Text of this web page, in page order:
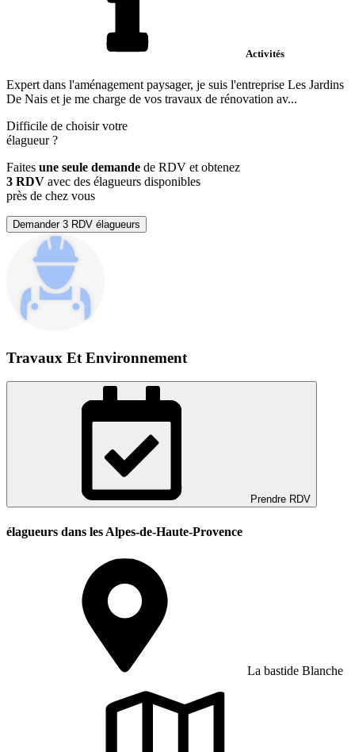
Activités
Expert dans l'aménagement paysager, je suis l'entreprise Les Jardins
De Nais et je me charge de vos travaux de rénovation av...
Difficile de choisir votre
élagueur?
Faites une seule demande de RDV et obtenez
3 RDV avec des élagueurs disponibles
près de chez vous
Demander 3 RDV élagueurs
Travaux Et Environnement
Prendre RDV
élagueurs dans les Alpes-de-Haute-Provence
La bastide Blanche